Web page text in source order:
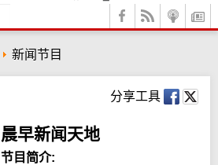
新闻节目
分享工具
晨早新闻天地
节目简介: